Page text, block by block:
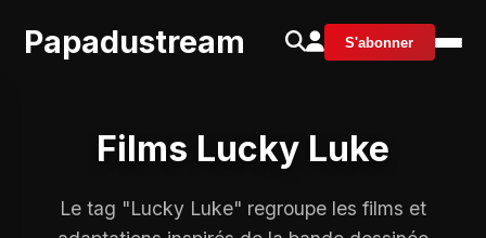
Papadustream S'abonner
Films Lucky Luke
Le tag "Lucky Luke" regroupe les films et